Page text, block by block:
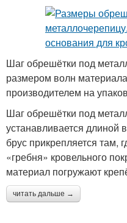
Шаг обрешётки под
размером волн
производителем на
Шаг обрешётки под
устанавливается длиной
брус прикрепляется там,
«гребня» кровельного
материал погружают
читать дальше →